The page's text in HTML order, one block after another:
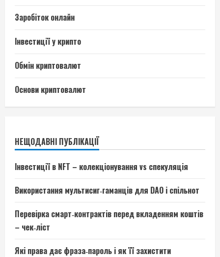
Заробіток онлайн
Інвестиції у крипто
Обмін криптовалют
Основи криптовалют
НЕЩОДАВНІ ПУБЛІКАЦІЇ
Інвестиції в NFT – колекціонування vs спекуляція
Використання мультисиг‑гаманців для DAO і спільнот
Перевірка смарт‑контрактів перед вкладенням коштів
– чек‑ліст
Які права дає фраза‑пароль і як її захистити